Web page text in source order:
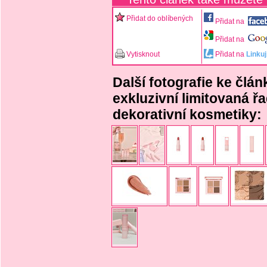
Přidat do oblíbených Přidat na
Přidat na
Vytisknout
Přidat na Linkuj
Další fotografie ke
exkluzivní limitovaná
dekorativní kosmetiky: